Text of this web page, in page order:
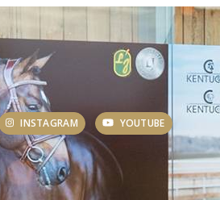
INSTAGRAM YOUTUBE